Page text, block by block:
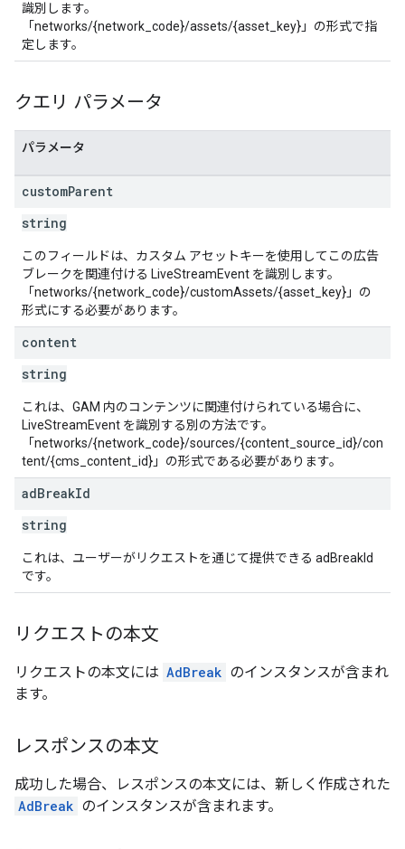
識別します。
「networks/{network_code}/assets/{asset_key}」の形式で指
定します。
クエリ パラメータ
パラメータ
customParent
string
このフィールドは、カスタム アセットキーを使用してこの広告
ブレークを関連付ける LiveStreamEvent を識別します。
「networks/{network_code}/customAssets/{asset_key}」の
形式にする必要があります。
content
string
これは、GAM 内のコンテンツに関連付けられている場合に、
LiveStreamEvent を識別する別の方法です。
「networks/{network_code}/sources/{content_source_id}/con
tent/{cms_content_id}」の形式である必要があります。
adBreakId
string
これは、ユーザーがリクエストを通じて提供できる adBreakId
です。
リクエストの本文
リクエストの本文には AdBreak のインスタンスが含まれ
ます。
レスポンスの本文
成功した場合、レスポンスの本文には、新しく作成された
AdBreak のインスタンスが含まれます。